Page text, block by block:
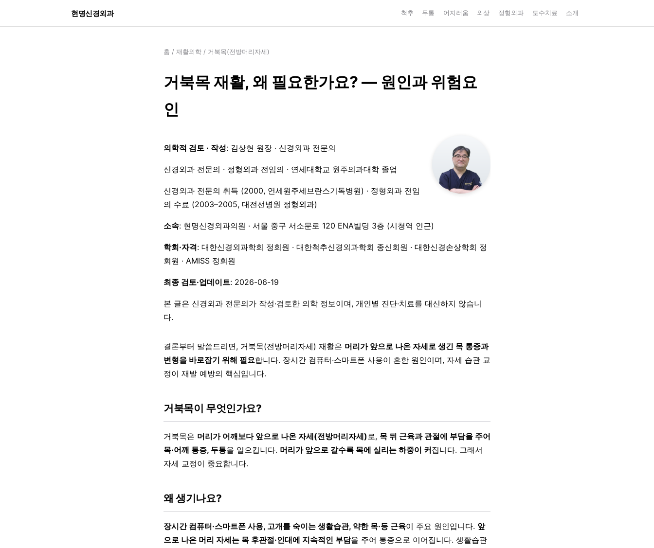
현명신경외과 척추 두통 어지러움 외상 정형외과 도수치료 소개
홈 / 재활의학 / 거북목(전방머리자세)
거북목 재활, 왜 필요한가요? — 원인과 위험요
인
의학적 검토 · 작성: 김상현 원장 · 신경외과 전문의
신경외과 전문의 · 정형외과 전임의 · 연세대학교 원주의과대학 졸업
신경외과 전문의 취득 (2000, 연세원주세브란스기독병원) · 정형외과 전임
의 수료 (2003–2005, 대전선병원 정형외과)
소속: 현명신경외과의원 · 서울 중구 서소문로 120 ENA빌딩 3층 (시청역 인근)
학회·자격: 대한신경외과학회 정회원 · 대한척추신경외과학회 종신회원 · 대한신경손상학회 정
회원 · AMISS 정회원
최종 검토·업데이트: 2026-06-19
본 글은 신경외과 전문의가 작성·검토한 의학 정보이며, 개인별 진단·치료를 대신하지 않습니
다.
결론부터 말씀드리면, 거북목(전방머리자세) 재활은 머리가 앞으로 나온 자세로 생긴 목 통증과
변형을 바로잡기 위해 필요합니다. 장시간 컴퓨터·스마트폰 사용이 흔한 원인이며, 자세 습관 교
정이 재발 예방의 핵심입니다.
거북목이 무엇인가요?
거북목은 머리가 어깨보다 앞으로 나온 자세(전방머리자세)로, 목 뒤 근육과 관절에 부담을 주어
목·어깨 통증, 두통을 일으킵니다. 머리가 앞으로 갈수록 목에 실리는 하중이 커집니다. 그래서
자세 교정이 중요합니다.
왜 생기나요?
장시간 컴퓨터·스마트폰 사용, 고개를 숙이는 생활습관, 약한 목·등 근육이 주요 원인입니다. 앞
으로 나온 머리 자세는 목 후관절·인대에 지속적인 부담을 주어 통증으로 이어집니다. 생활습관